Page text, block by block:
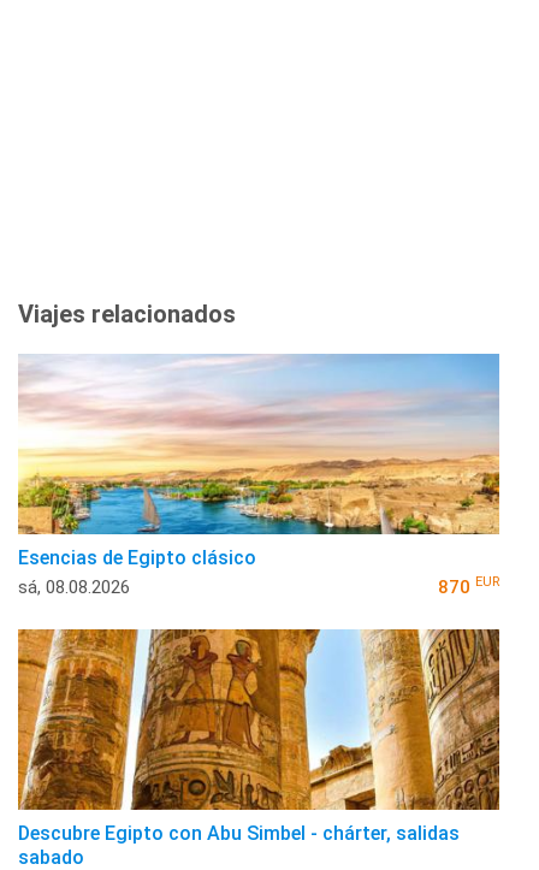
Viajes relacionados
Esencias de Egipto clásico
sá, 08.08.2026 870 EUR
Descubre Egipto con Abu Simbel - chárter, salidas
sabado